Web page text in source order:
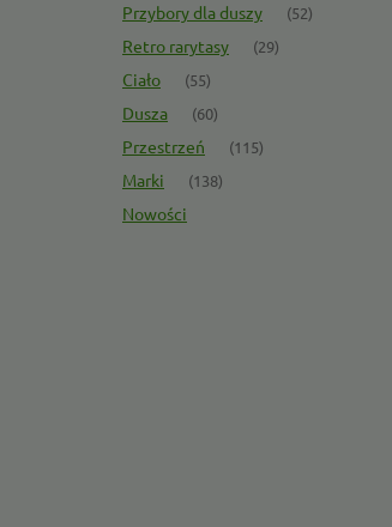
Przybory dla duszy (52)
Retro rarytasy (29)
Ciało (55)
Dusza (60)
Przestrzeń (115)
Marki (138)
Nowości
CENY !